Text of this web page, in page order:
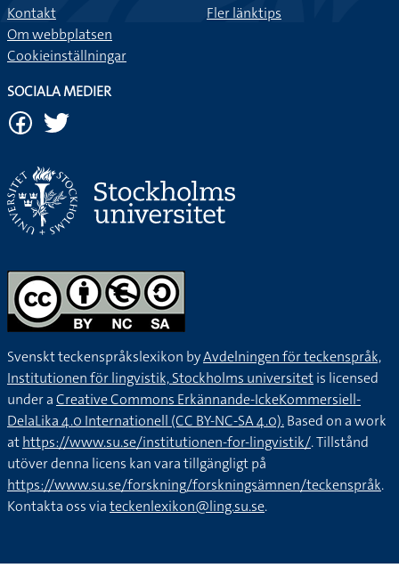
Kontakt
Om webbplatsen
Cookieinställningar
Fler länktips
SOCIALA MEDIER
Svenskt teckenspråkslexikon byAvdelningen för teckenspråk,
Institutionen för lingvistik, Stockholms universitetis licensed
under aCreative Commons Erkännande-IckeKommersiell-
DelaLika 4.0 Internationell (CC BY-NC-SA 4.0).Based on a work
athttps://www.su.se/institutionen-for-lingvistik/. Tillstånd
utöver denna licens kan vara tillgängligt på
https://www.su.se/forskning/forskningsämnen/teckenspråk.
Kontakta oss viateckenlexikon@ling.su.se.